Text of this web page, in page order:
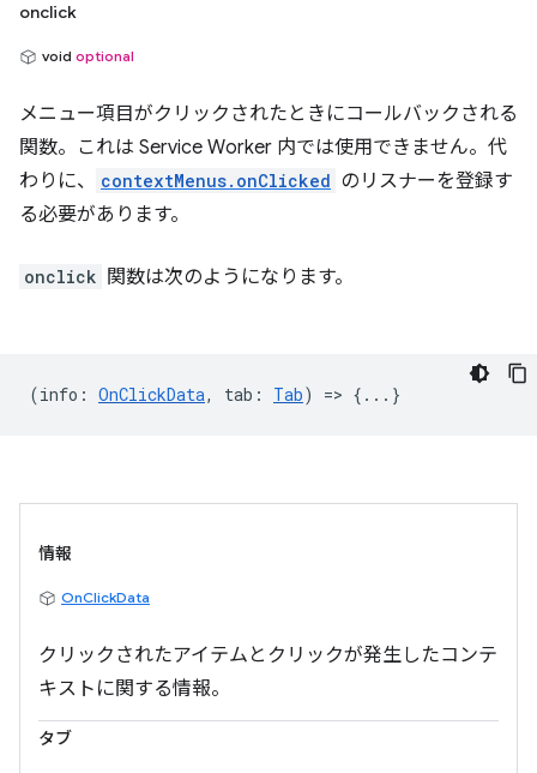
onclick
void optional
メニュー項目がクリックされたときにコールバックされる
関数。これは Service Worker 内では使用できません。代
わりに、
contextMenus.onClicked のリスナーを登録す
る必要があります。
onclick 関数は次のようになります。
(info : OnClickData, tab : Tab) => {...}
情報
OnClickData
クリックされたアイテムとクリックが発生したコンテ
キストに関する情報。
タブ